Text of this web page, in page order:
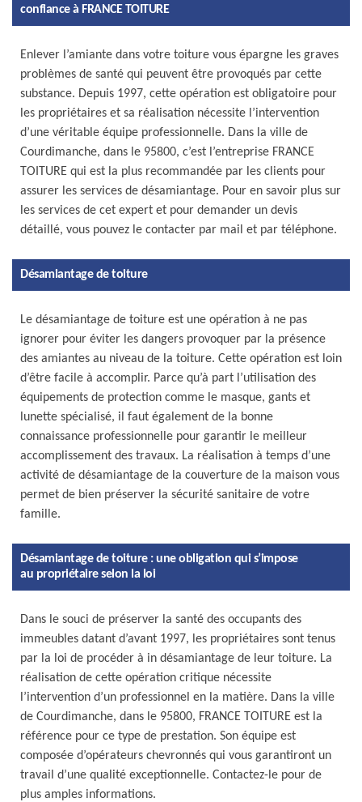
confiance à FRANCE TOITURE
Enlever l’amiante dans votre toiture vous épargne les graves
problèmes de santé qui peuvent être provoqués par cette
substance. Depuis 1997, cette opération est obligatoire pour
les propriétaires et sa réalisation nécessite l’intervention
d’une véritable équipe professionnelle. Dans la ville de
Courdimanche, dans le 95800, c’est l’entreprise FRANCE
TOITURE qui est la plus recommandée par les clients pour
assurer les services de désamiantage. Pour en savoir plus sur
les services de cet expert et pour demander un devis
détaillé, vous pouvez le contacter par mail et par téléphone.
Désamiantage de toiture
Le désamiantage de toiture est une opération à ne pas
ignorer pour éviter les dangers provoquer par la présence
des amiantes au niveau de la toiture. Cette opération est loin
d’être facile à accomplir. Parce qu’à part l’utilisation des
équipements de protection comme le masque, gants et
lunette spécialisé, il faut également de la bonne
connaissance professionnelle pour garantir le meilleur
accomplissement des travaux. La réalisation à temps d’une
activité de désamiantage de la couverture de la maison vous
permet de bien préserver la sécurité sanitaire de votre
famille.
Désamiantage de toiture : une obligation qui s’impose
au propriétaire selon la loi
Dans le souci de préserver la santé des occupants des
immeubles datant d’avant 1997, les propriétaires sont tenus
par la loi de procéder à in désamiantage de leur toiture. La
réalisation de cette opération critique nécessite
l’intervention d’un professionnel en la matière. Dans la ville
de Courdimanche, dans le 95800, FRANCE TOITURE est la
référence pour ce type de prestation. Son équipe est
composée d’opérateurs chevronnés qui vous garantiront un
travail d’une qualité exceptionnelle. Contactez-le pour de
plus amples informations.